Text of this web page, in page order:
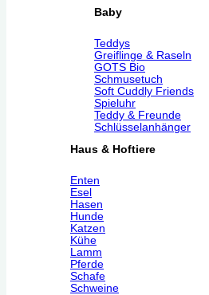
Baby
Teddys
Greiflinge & Raseln
GOTS Bio
Schmusetuch
Soft Cuddly Friends
Spieluhr
Teddy & Freunde
Schlüsselanhänger
Haus & Hoftiere
Enten
Esel
Hasen
Hunde
Katzen
Kühe
Lamm
Pferde
Schafe
Schweine